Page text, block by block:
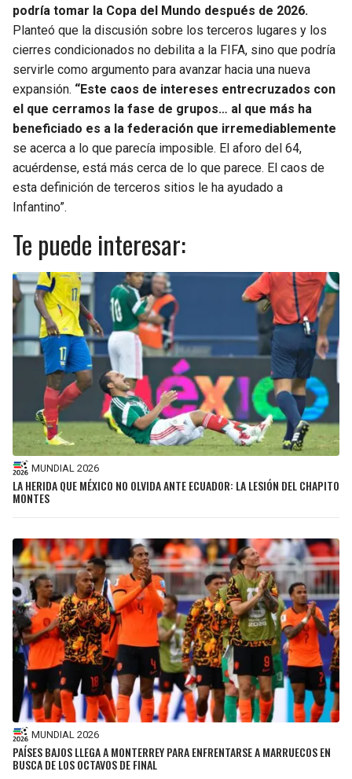
podría tomar la Copa del Mundo después de 2026.
Planteó que la discusión sobre los terceros lugares y los
cierres condicionados no debilita a la FIFA, sino que podría
servirle como argumento para avanzar hacia una nueva
expansión. “Este caos de intereses entrecruzados con
el que cerramos la fase de grupos… al que más ha
beneficiado es a la federación que irremediablemente
se acerca a lo que parecía imposible. El aforo del 64,
acuérdense, está más cerca de lo que parece. El caos de
esta definición de terceros sitios le ha ayudado a
Infantino”.
Te puede interesar:
MUNDIAL 2026
LA HERIDA QUE MÉXICO NO OLVIDA ANTE ECUADOR: LA LESIÓN DEL CHAPITO
MONTES
MUNDIAL 2026
PAÍSES BAJOS LLEGA A MONTERREY PARA ENFRENTARSE A MARRUECOS EN
BUSCA DE LOS OCTAVOS DE FINAL